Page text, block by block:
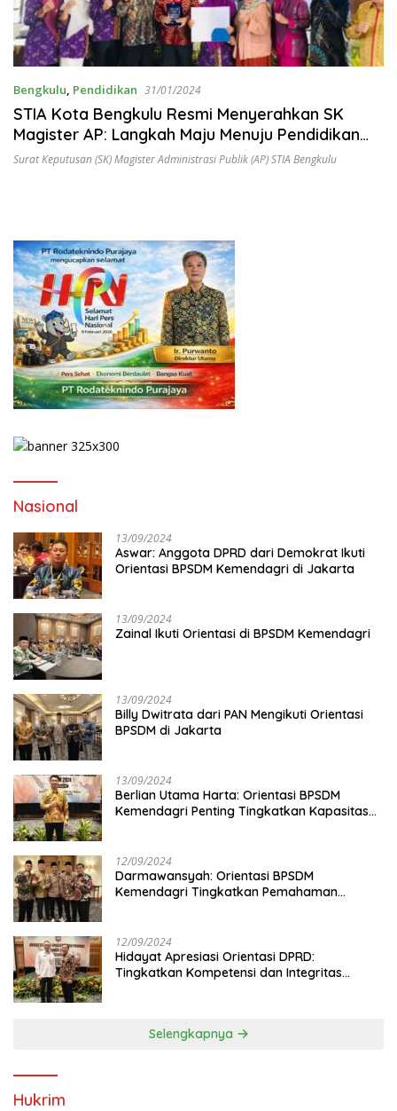
Bengkulu, Pendidikan 31/01/2024
STIA Kota Bengkulu Resmi Menyerahkan SK
Magister AP: Langkah Maju Menuju Pendidikan
Berkualitas
Surat Keputusan (SK) Magister Administrasi Publik (AP) STIA Bengkulu
Nasional
13/09/2024
Aswar: Anggota DPRD dari Demokrat Ikuti
Orientasi BPSDM Kemendagri di Jakarta
13/09/2024
Zainal Ikuti Orientasi di BPSDM Kemendagri
13/09/2024
Billy Dwitrata dari PAN Mengikuti Orientasi
BPSDM di Jakarta
13/09/2024
Berlian Utama Harta: Orientasi BPSDM
Kemendagri Penting Tingkatkan Kapasitas
12/09/2024
Darmawansyah: Orientasi BPSDM
Kemendagri Tingkatkan Pemahaman
12/09/2024
Hidayat Apresiasi Orientasi DPRD:
Tingkatkan Kompetensi dan Integritas
Selengkapnya
Hukrim